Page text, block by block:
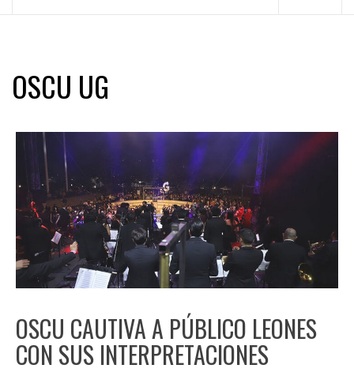
OSCU UG
OSCU CAUTIVA A PÚBLICO LEONES
CON SUS INTERPRETACIONES